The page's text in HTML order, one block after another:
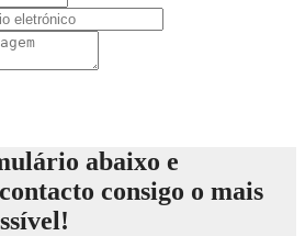
abaixo e
consigo o mais